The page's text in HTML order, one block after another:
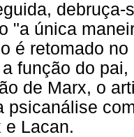
"a única
é retomado
função do
de Marx, o
psicanálise
e Lacan.